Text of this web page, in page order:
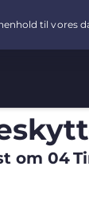
om 04